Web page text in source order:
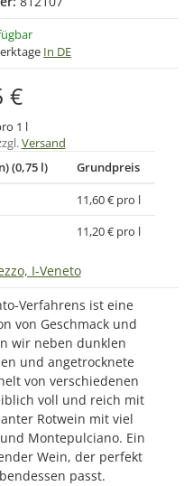
In DE
€
1 l
Versand
(0,75 l)
Grundpreis
11,60 € pro l
11,20 € pro l
I-Veneto
Verfahrens ist eine
von Geschmack und
wir neben dunklen
und angetrocknete
von verschiedenen
voll und reich mit
Rotwein mit viel
Montepulciano. Ein
Wein, der perfekt
passt.